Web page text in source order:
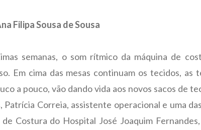
Filipa Sousa de Sousa
semanas, o som rítmico da máquina de
Em cima das mesas continuam os tecidos, as
a pouco, vão dando vida aos novos sacos de
Patrícia Correia, assistente operacional e uma
Costura do Hospital José Joaquim